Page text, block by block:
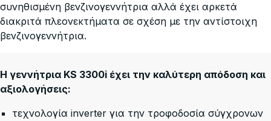
συνηθισμένη βενζινογεννήτρια αλλά έχει αρκετά
διακριτά πλεονεκτήματα σε σχέση με την αντίστοιχη
βενζινογεννήτρια.
Η γεννήτρια KS 3300i έχει την καλύτερη απόδοση και
αξιολογήσεις:
τεχνολογία inverter για την τροφοδοσία σύγχρονων